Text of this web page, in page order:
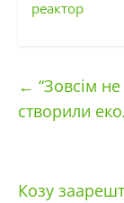
реактор
← “Зовсім
створили
Козу